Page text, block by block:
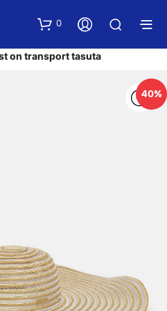
0
on transport tasuta
40%